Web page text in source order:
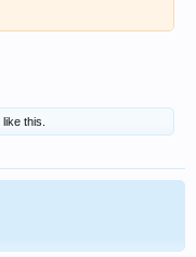
like this.